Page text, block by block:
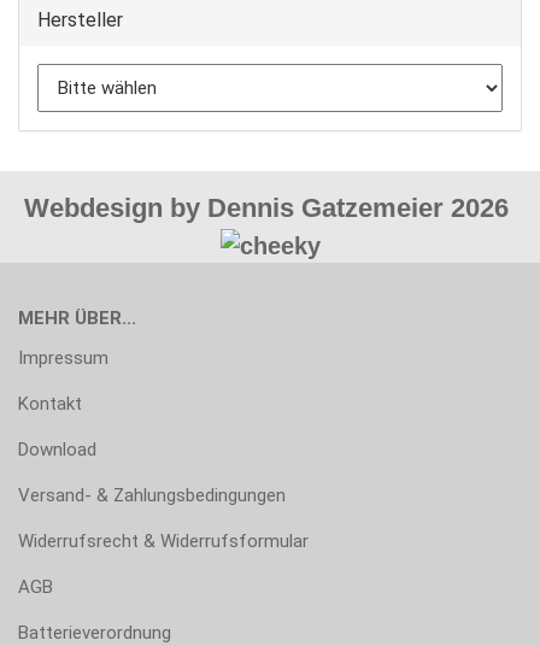
Hersteller
Webdesign by Dennis Gatzemeier 2026
MEHR ÜBER...
Impressum
Kontakt
Download
Versand- & Zahlungsbedingungen
Widerrufsrecht & Widerrufsformular
AGB
Batterieverordnung